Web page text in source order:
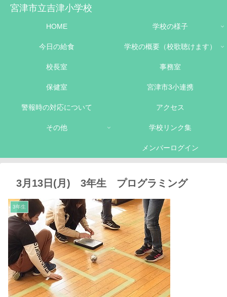
宮津市立吉津小学校
HOME 学校の様子
今日の給食 学校の概要（校歌聴けます）
校長室 事務室
保健室 宮津市3小連携
警報時の対応について アクセス
その他 学校リンク集
メンバーログイン
3月13日(月) 3年生 プログラミング
3年生